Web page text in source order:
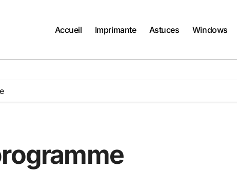
Accueil Imprimante Astuces Windows